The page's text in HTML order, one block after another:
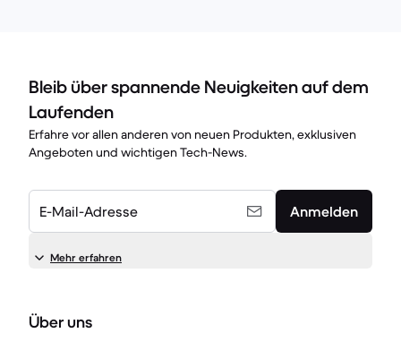
Bleib über spannende Neuigkeiten auf dem
Laufenden
Erfahre vor allen anderen von neuen Produkten, exklusiven
Angeboten und wichtigen Tech-News.
E-Mail-Adresse Anmelden
Mehr erfahren
Über uns